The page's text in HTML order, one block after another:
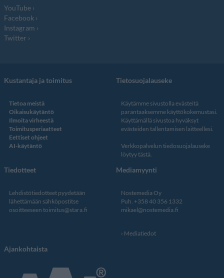
YouTube
Facebook
Instagram
Twitter
Kustantaja ja toimitus
Tietoa meistä
Oikaisukäytäntö
Ilmoita virheestä
Toimitusperiaatteet
Eettiset ohjeet
AI-käytäntö
Tietosuojalauseke
Käytämme sivustolla evästeitä
parantaaksemme käyttökokemustasi.
Käyttämällä sivustoa hyväksyt
evästeiden tallentamisen laitteellesi.
Verkkopalvelun tiedosuojalauseke
löytyy tästä.
Tiedotteet
Lehdistötiedotteet pyydetään
lähettämään sähköpostitse
osoitteeseen toimitus@stara.fi
Mediamyynti
Nostemedia Oy
Puh. +358 40 356 1332
mikael@nostemedia.fi
Mediatiedot
Ajankohtaista